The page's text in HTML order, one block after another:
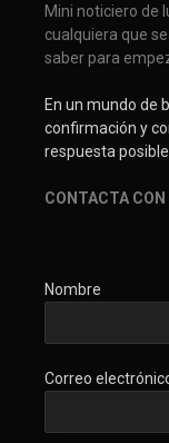
Mini noticiero de
cualquiera que
saber para
En un mundo de
confirmación y
respuesta
CONTACTA
Nombre
Correo